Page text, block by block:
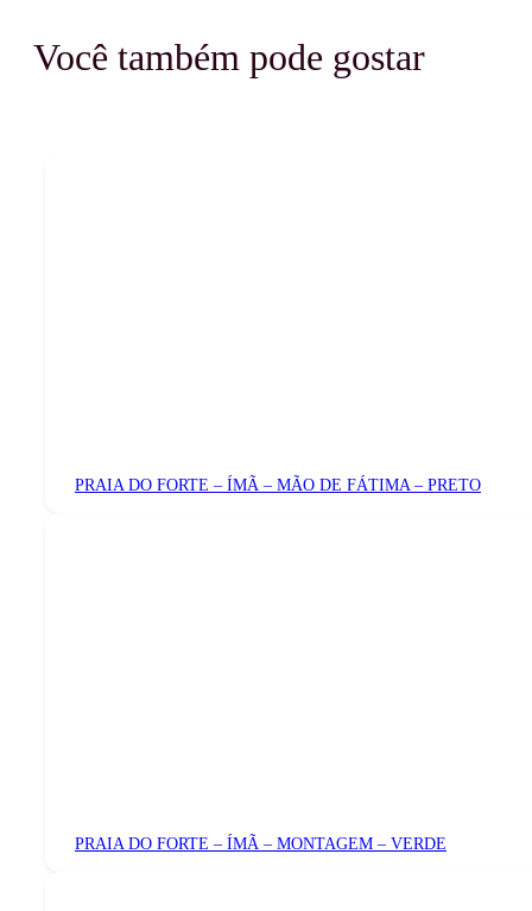
Você também pode gostar
PRAIA DO FORTE – ÍMÃ – MÃO DE FÁTIMA – PRETO
PRAIA DO FORTE – ÍMÃ – MONTAGEM – VERDE